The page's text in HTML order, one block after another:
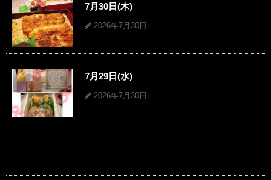
7月30日(木)
2026年7月30日
7月29日(水)
2026年7月30日